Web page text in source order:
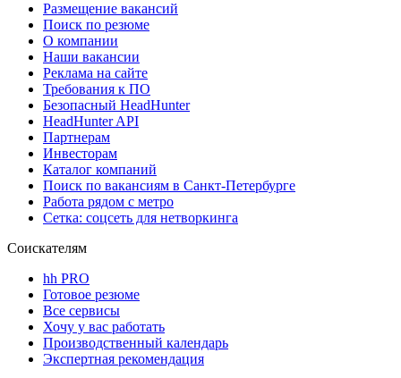
Размещение вакансий
Поиск по резюме
О компании
Наши вакансии
Реклама на сайте
Требования к ПО
Безопасный HeadHunter
HeadHunter API
Партнерам
Инвесторам
Каталог компаний
Поиск по вакансиям в Санкт-Петербурге
Работа рядом с метро
Сетка: соцсеть для нетворкинга
Соискателям
hh PRO
Готовое резюме
Все сервисы
Хочу у вас работать
Производственный календарь
Экспертная рекомендация